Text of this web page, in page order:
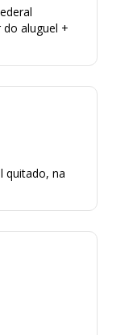
aluguel +
quitado, na